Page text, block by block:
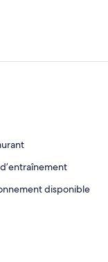
grand lit, en coin
disponible